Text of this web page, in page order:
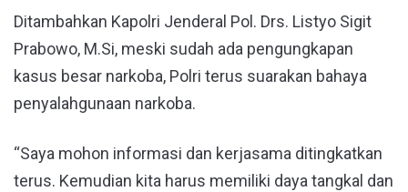
Ditambahkan Kapolri Jenderal Pol. Drs. Listyo Sigit
Prabowo, M.Si, meski sudah ada pengungkapan
kasus besar narkoba, Polri terus suarakan bahaya
penyalahgunaan narkoba.
“Saya mohon informasi dan kerjasama ditingkatkan
terus. Kemudian kita harus memiliki daya tangkal dan